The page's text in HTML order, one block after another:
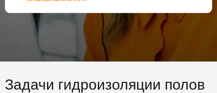
Задачи гидроизоляции полов